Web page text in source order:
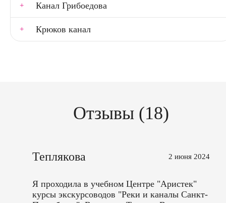
Канал Грибоедова
Крюков канал
Отзывы (18)
Теплякова 2 июня 2024
Я проходила в учебном Центре "Аристек"
курсы экскурсоводов "Реки и каналы Санкт-